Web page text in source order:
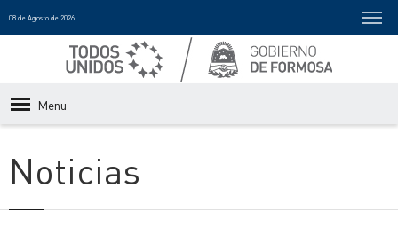
08 de Agosto de 2026
Menu
Noticias